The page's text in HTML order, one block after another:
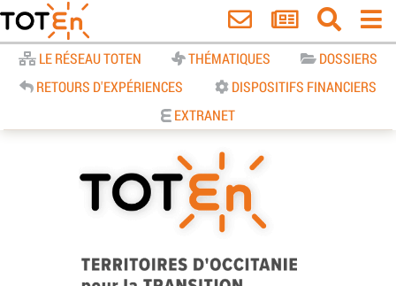
LE RÉSEAU TOTEN THÉMATIQUES
DOSSIERS
RETOURS D'EXPÉRIENCES
DISPOSITIFS FINANCIERS
EXTRANET